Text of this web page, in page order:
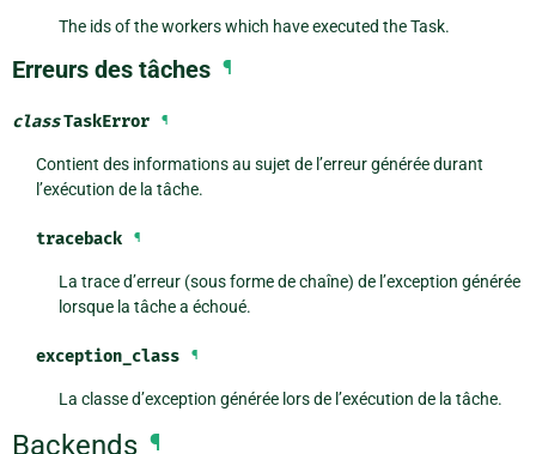
The ids of the workers which have executed the Task.
Erreurs des tâches ¶
classTaskError ¶
Contient des informations au sujet de l’erreur générée durant
l’exécution de la tâche.
traceback ¶
La trace d’erreur (sous forme de chaîne) de l’exception générée
lorsque la tâche a échoué.
exception_class ¶
La classe d’exception générée lors de l’exécution de la tâche.
Backends ¶